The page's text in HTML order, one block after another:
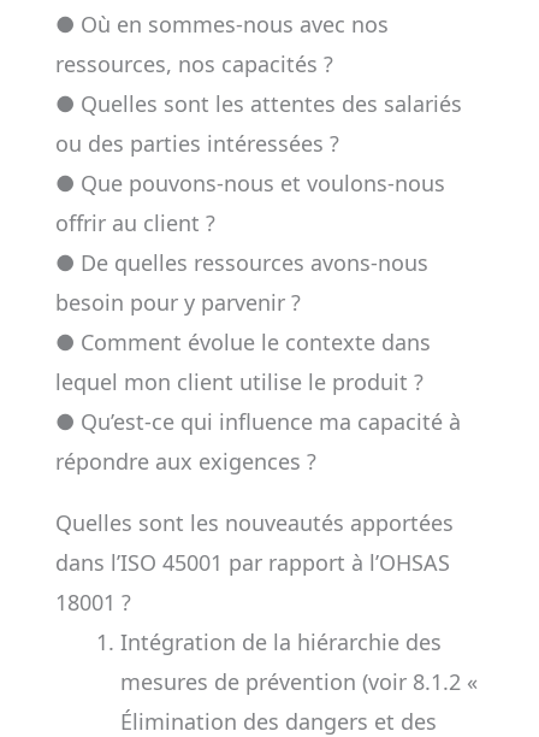
● Où en sommes-nous avec nos
ressources, nos capacités ?
● Quelles sont les attentes des salariés
ou des parties intéressées ?
● Que pouvons-nous et voulons-nous
offrir au client ?
● De quelles ressources avons-nous
besoin pour y parvenir ?
● Comment évolue le contexte dans
lequel mon client utilise le produit ?
● Qu’est-ce qui influence ma capacité à
répondre aux exigences ?
Quelles sont les nouveautés apportées
dans l’ISO 45001 par rapport à l’OHSAS
18001 ?
Intégration de la hiérarchie des
mesures de prévention (voir 8.1.2 «
Élimination des dangers et des